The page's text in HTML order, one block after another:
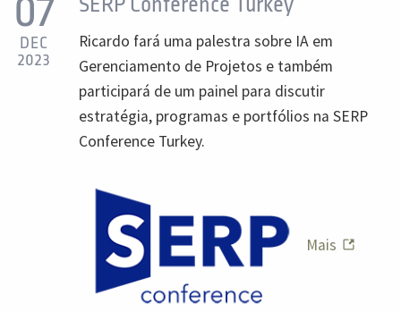
07
DEC
2023
Ricardo fará uma palestra sobre IA em
Gerenciamento de Projetos e também
participará de um painel para discutir
estratégia, programas e portfólios na SERP
Conference Turkey.
Mais